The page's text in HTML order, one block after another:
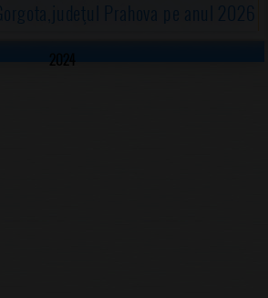
Gorgota,judeţul Prahova pe anul 2026
2024